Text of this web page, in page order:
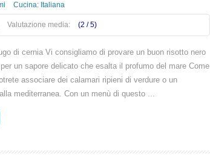
Cucina: Italiana
Valutazione media: (2 /5)
di cernia Vi consigliamo di provare un buon risotto nero
un sapore delicato che esalta il profumo del mare Come
associare dei calamari ripieni di verdure o un
mediterranea. Con un menù di questo ...